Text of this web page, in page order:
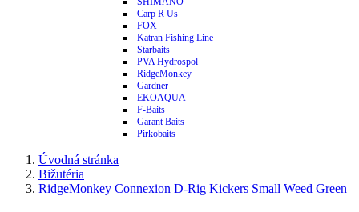
Carp R Us
FOX
Katran Fishing Line
Starbaits
PVA Hydrospol
RidgeMonkey
Gardner
EKOAQUA
F-Baits
Garant Baits
Pirkobaits
Úvodná stránka
Bižutéria
RidgeMonkey Connexion D-Rig Kickers Small Weed Green